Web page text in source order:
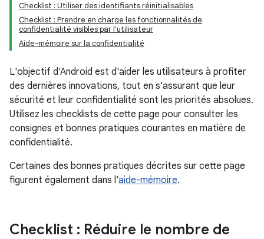
Checklist : Utiliser des identifiants réinitialisables
Checklist : Prendre en charge les fonctionnalités de
confidentialité visibles par l'utilisateur
Aide-mémoire sur la confidentialité
L'objectif d'Android est d'aider les utilisateurs à profiter
des dernières innovations, tout en s'assurant que leur
sécurité et leur confidentialité sont les priorités absolues.
Utilisez les checklists de cette page pour consulter les
consignes et bonnes pratiques courantes en matière de
confidentialité.
Certaines des bonnes pratiques décrites sur cette page
figurent également dans l'aide-mémoire.
Checklist : Réduire le nombre de